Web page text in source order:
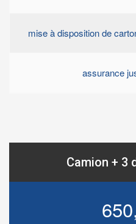
mise à disposition de
assurance
Camion + 3